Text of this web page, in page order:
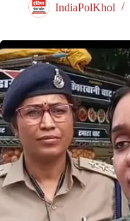
IndiaPolKhol